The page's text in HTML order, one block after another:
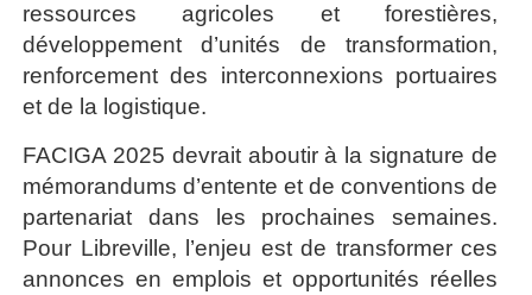
ressources agricoles et forestières,
développement d’unités de transformation,
renforcement des interconnexions portuaires
et de la logistique.
FACIGA 2025 devrait aboutir à la signature de
mémorandums d’entente et de conventions de
partenariat dans les prochaines semaines.
Pour Libreville, l’enjeu est de transformer ces
annonces en emplois et opportunités réelles